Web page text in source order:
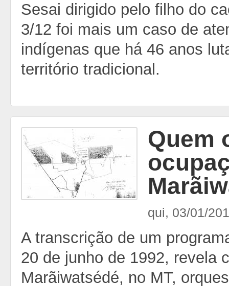
Sesai dirigido pelo filho do
3/12 foi mais um caso de
indígenas que há 46 anos
território tradicional.
Quem
qui, 03/01/
A transcrição de um
20 de junho de 1992, revela
Marãiwatsédé, no MT,